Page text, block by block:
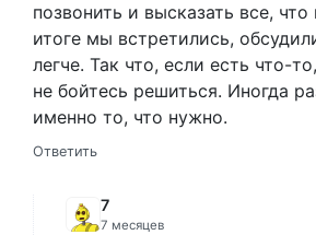
позвонить и высказать все,
итоге мы встретились,
легче. Так что, если есть что-
не бойтесь решиться. Иногда
именно то, что нужно.
Ответить
7
7 месяцев